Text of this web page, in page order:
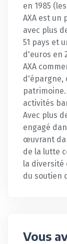
en 1985
AXA est un
avec plus
51 pays et
d'euros en
AXA
d'épargne,
activités
Avec plus
engagé
œuvrant
de la lutte
la diversité
du soutien
Vous